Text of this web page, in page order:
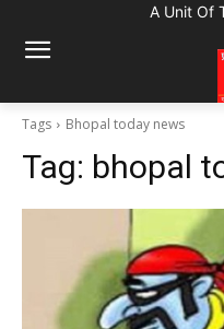
A Unit Of
Tags Bhopal today news
Tag: bhopal